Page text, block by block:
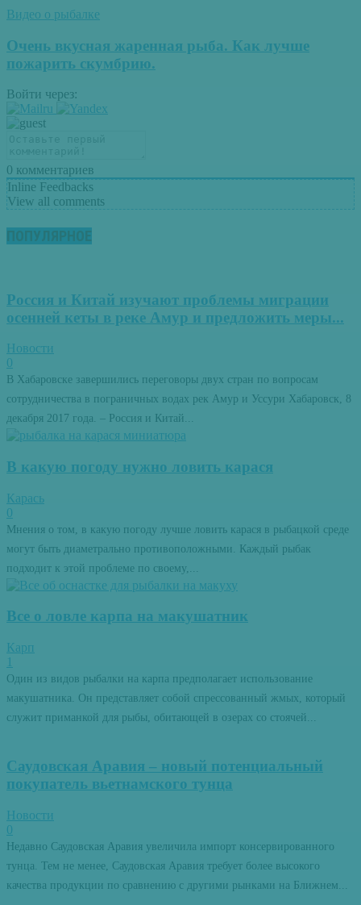
Видео о рыбалке
Очень вкусная жаренная рыба. Как лучше
пожарить скумбрию.
Войти через:
0 комментариев
Inline Feedbacks
View all comments
ПОПУЛЯРНОЕ
Россия и Китай изучают проблемы миграции
осенней кеты в реке Амур и предложить меры...
Новости
0
В Хабаровске завершились переговоры двух стран по вопросам
сотрудничества в пограничных водах рек Амур и Уссури Хабаровск, 8
декабря 2017 года. – Россия и Китай...
В какую погоду нужно ловить карася
Карась
0
Мнения о том, в какую погоду лучше ловить карася в рыбацкой среде
могут быть диаметрально противоположными. Каждый рыбак
подходит к этой проблеме по своему,...
Все о ловле карпа на макушатник
Карп
1
Один из видов рыбалки на карпа предполагает использование
макушатника. Он представляет собой спрессованный жмых, который
служит приманкой для рыбы, обитающей в озерах со стоячей...
Саудовская Аравия – новый потенциальный
покупатель вьетнамского тунца
Новости
0
Недавно Саудовская Аравия увеличила импорт консервированного
тунца. Тем не менее, Саудовская Аравия требует более высокого
качества продукции по сравнению с другими рынками на Ближнем...